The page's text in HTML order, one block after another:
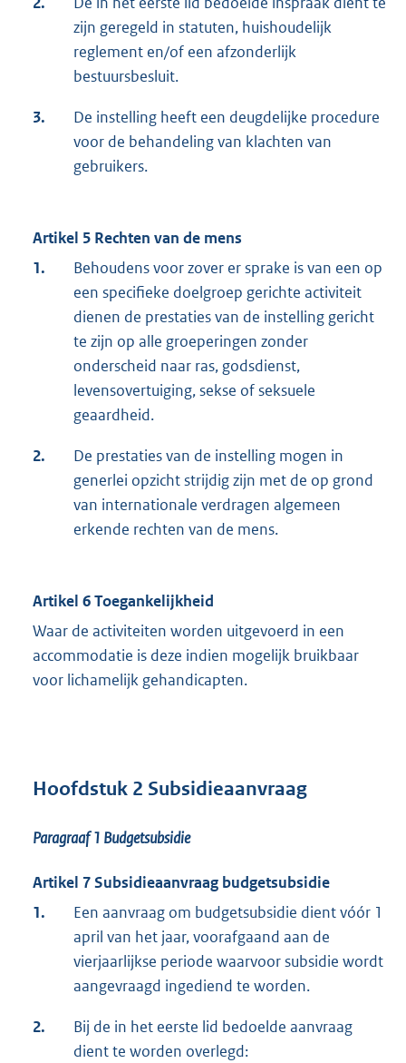
zijn geregeld in statuten, huishoudelijk
reglement en/of een afzonderlijk
bestuursbesluit.
3.
De instelling heeft een deugdelijke procedure
voor de behandeling van klachten van
gebruikers.
Artikel 5 Rechten van de mens
1.
Behoudens voor zover er sprake is van een op
een specifieke doelgroep gerichte activiteit
dienen de prestaties van de instelling gericht
te zijn op alle groeperingen zonder
onderscheid naar ras, godsdienst,
levensovertuiging, sekse of seksuele
geaardheid.
2.
De prestaties van de instelling mogen in
generlei opzicht strijdig zijn met de op grond
van internationale verdragen algemeen
erkende rechten van de mens.
Artikel 6 Toegankelijkheid
Waar de activiteiten worden uitgevoerd in een
accommodatie is deze indien mogelijk bruikbaar
voor lichamelijk gehandicapten.
Hoofdstuk 2 Subsidieaanvraag
Paragraaf 1 Budgetsubsidie
Artikel 7 Subsidieaanvraag budgetsubsidie
1.
Een aanvraag om budgetsubsidie dient vóór 1
april van het jaar, voorafgaand aan de
vierjaarlijkse periode waarvoor subsidie wordt
aangevraagd ingediend te worden.
2.
Bij de in het eerste lid bedoelde aanvraag
dient te worden overlegd: